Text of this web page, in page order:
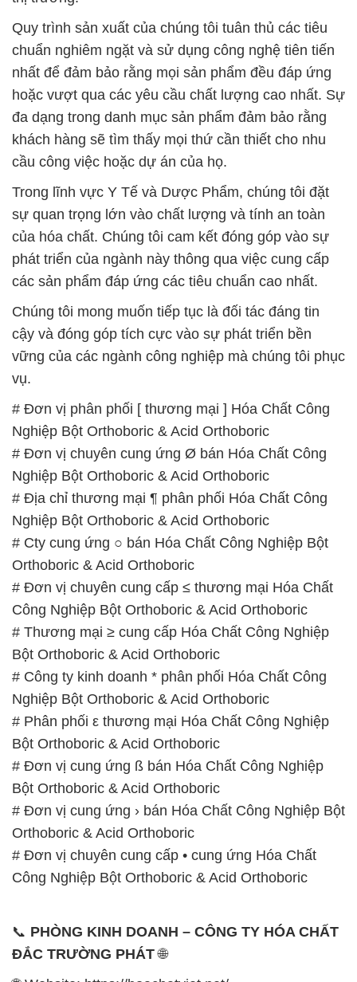
# Địa chỉ thương mại ¶ phân phối Hóa Chất Công
Nghiệp Bột Orthoboric & Acid Orthoboric
# Cty cung ứng ○ bán Hóa Chất Công Nghiệp Bột
Orthoboric & Acid Orthoboric
# Đơn vị chuyên cung cấp ≤ thương mại Hóa Chất
Công Nghiệp Bột Orthoboric & Acid Orthoboric
# Thương mại ≥ cung cấp Hóa Chất Công Nghiệp
Bột Orthoboric & Acid Orthoboric
# Công ty kinh doanh * phân phối Hóa Chất Công
Nghiệp Bột Orthoboric & Acid Orthoboric
# Phân phối ε thương mại Hóa Chất Công Nghiệp
Bột Orthoboric & Acid Orthoboric
# Đơn vị cung ứng ß bán Hóa Chất Công Nghiệp
# Đơn vị cung ứng › bán Hóa Chất Công Nghiệp Bột
Orthoboric & Acid Orthoboric
# Đơn vị chuyên cung cấp • cung ứng Hóa Chất
Công Nghiệp Bột Orthoboric & Acid Orthoboric
📞 PHÒNG KINH DOANH – CÔNG TY HÓA CHẤT
ĐẮC TRƯỜNG PHÁT
🌐 Website: https://hoachatviet.net/
📞 Hotline:
– 0933.920.505 – 028.3504.5555
– 028.3756.1835 – 028.3756.1840 –
028.3756.1841- 028.3756.1842
– 0932.660.696 – 0901.326.566 – 0906.387.866 –
0902.765.866
📧 Email: hoachat@dactruongphat.vn
GIỜ LÀM VIỆC TẠI CÔNG TY HÓA CHẤT ĐẮC
TRƯỜNG PHÁT
Thời gian làm việctại Hóa Chất Đắc Trường Phát
được tổ chức như sau:
Thứ 2 đến thứ 6: Buổi sáng: từ 8h đến 11h – Buổi
chiều: từ 12h30 đến 17h
Thứ 7: Buổi sáng: từ 8h đến 11h – Buổi chiều: từ
Chủ nhật: Nghỉ chủ nhật hàng tuần
Chúng tôi rất trân trọng thời gian và cam kết tuân
thủ giờ làm việc để đảm bảo sự hỗ trợ tốt nhất cho